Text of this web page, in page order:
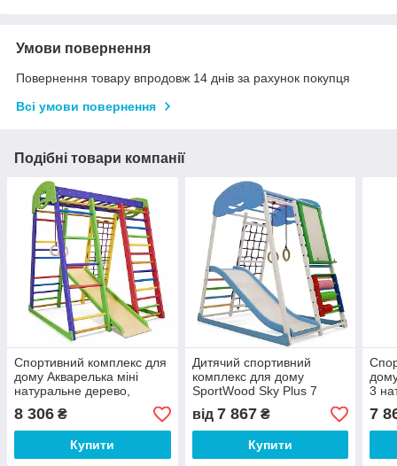
Умови повернення
Повернення товару впродовж 14 днів за рахунок покупця
Всі умови повернення
Подібні товари компанії
Спортивний комплекс для
дому Акварелька міні
натуральне дерево,
покриття Різнобарвне (ТМ
SportBaby)
8 306 ₴
Купити
Дитячий спортивний
комплекс для дому
SportWood Sky Plus 7
натуральне дерево,
покриття Кольорове (ТМ
SportBaby)
від 7 867₴
Купити
3
7